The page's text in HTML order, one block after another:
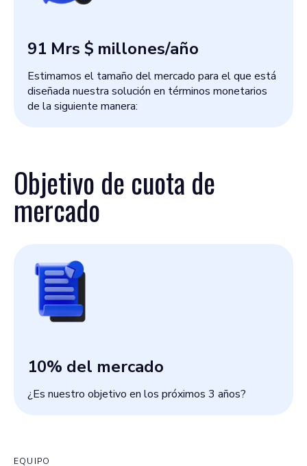
91 Mrs $ millones/año
Estimamos el tamaño del mercado para el que está
diseñada nuestra solución en términos monetarios
de la siguiente manera:
Objetivo de cuota de
mercado
10% del mercado
¿Es nuestro objetivo en los próximos 3 años?
EQUIPO